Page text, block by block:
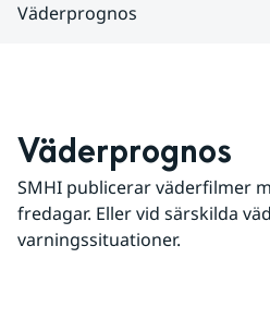
Väderprognos
Väderprognos
SMHI publicerar väderfilmer
fredagar. Eller vid särskilda
varningssituationer.